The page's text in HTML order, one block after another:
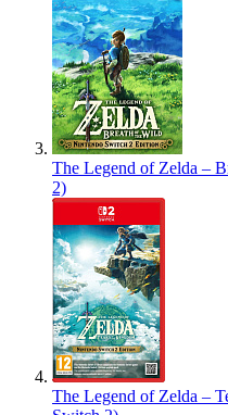
The Legend of Zelda –
2)
The Legend of Zelda –